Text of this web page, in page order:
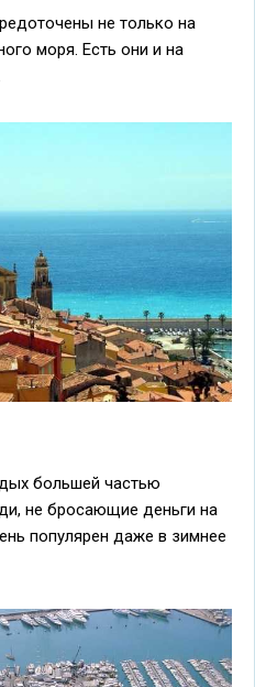
не только на
моря. Есть они и на
большей частью
не бросающие деньги на
популярен даже в зимнее